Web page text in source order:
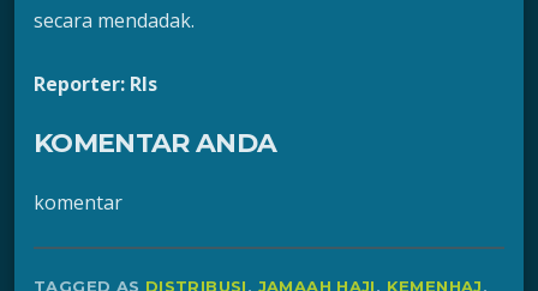
secara mendadak.
Reporter: Rls
KOMENTAR ANDA
komentar
TAGGED AS DISTRIBUSI, JAMAAH HAJI, KEMENHAJ,